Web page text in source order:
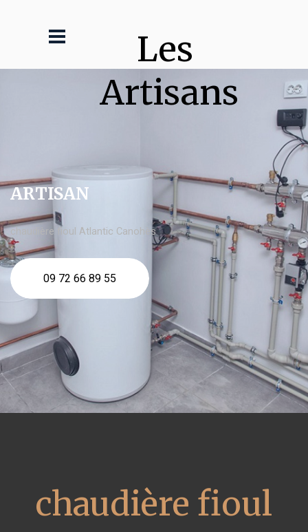
Les
Artisans
ARTISAN
chaudière fioul Atlantic Canohès
09 72 66 89 55
chaudière fioul